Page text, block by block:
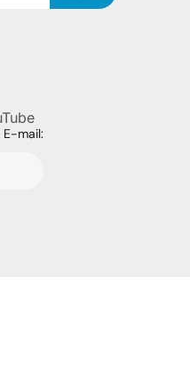
E-mail: